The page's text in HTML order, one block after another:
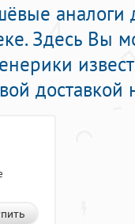
аналоги
Здесь Вы